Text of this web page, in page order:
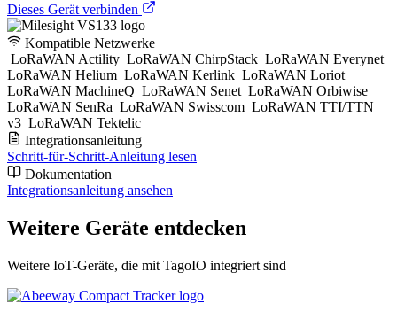
Dieses Gerät verbinden
Kompatible Netzwerke
LoRaWAN Actility LoRaWAN ChirpStack LoRaWAN Everynet
LoRaWAN Helium LoRaWAN Kerlink LoRaWAN Loriot
LoRaWAN MachineQ LoRaWAN Senet LoRaWAN Orbiwise
LoRaWAN SenRa LoRaWAN Swisscom LoRaWAN TTI/TTN
v3 LoRaWAN Tektelic
Integrationsanleitung
Schritt-für-Schritt-Anleitung lesen
Dokumentation
Integrationsanleitung ansehen
Weitere Geräte entdecken
Weitere IoT-Geräte, die mit TagoIO integriert sind